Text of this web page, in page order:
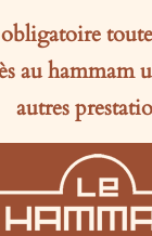
au hammam
autres